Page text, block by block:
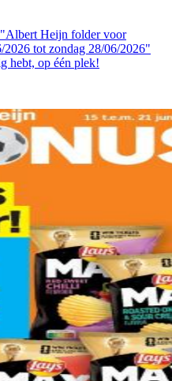
Heijn folder voor
2026 tot zondag 28/06/2026"
hebt, op één plek!